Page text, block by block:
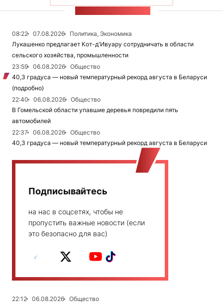
08:22 07.08.2026
Политика, Экономика
Лукашенко предлагает Кот-д'Ивуару сотрудничать в области
сельского хозяйства, промышленности
23:59
06.08.2026
Общество
40,3 градуса — новый температурный рекорд августа в Беларуси
(подробно)
22:40
06.08.2026
Общество
В Гомельской области упавшие деревья повредили пять
автомобилей
22:37
06.08.2026
Общество
40,3 градуса — новый температурный рекорд августа в Беларуси
Подписывайтесь
на нас в соцсетях, чтобы не
пропустить важные новости (если
это безопасно для вас)
22:12 06.08.2026
Общество